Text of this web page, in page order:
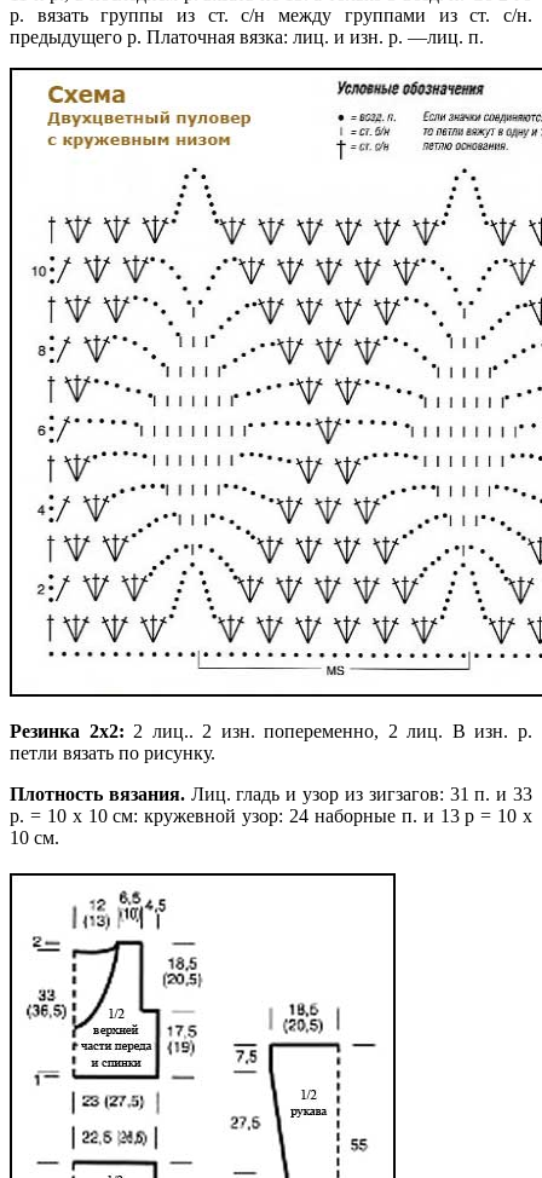
р. вязать группы из ст. с/н между группами из ст. с/н.
предыдущего р. Платочная вязка: лиц. и изн. р. —лиц. п.
Резинка 2х2: 2 лиц.. 2 изн. попеременно, 2 лиц. В изн. р.
петли вязать по рисунку.
Плотность вязания.Лиц. гладь и узор из зигзагов: 31 п. и 33
р. = 10 х 10 см: кружевной узор: 24 наборные п. и 13 р = 10 х
10 см.